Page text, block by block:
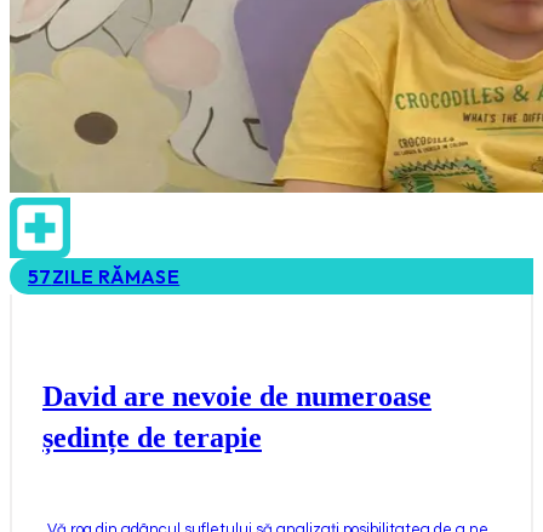
57ZILE RĂMASE
David are nevoie de numeroase
ședințe de terapie